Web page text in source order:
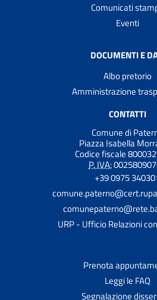
Comunicati
Eventi
DOCUMENTI E
Albo pretorio
Amministrazione
CONTATTI
Comune di
Piazza Isabella
Codice fiscale
P. IVA:
+39 0975
URP - Ufficio Relazioni
Prenota
Leggi le FAQ
Segnalazione